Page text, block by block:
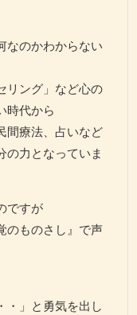
なのかわからない
リング」など心の
時代から
間療法、占いなど
の力となっていま
ですが
のものさし』で声
・」と勇気を出し